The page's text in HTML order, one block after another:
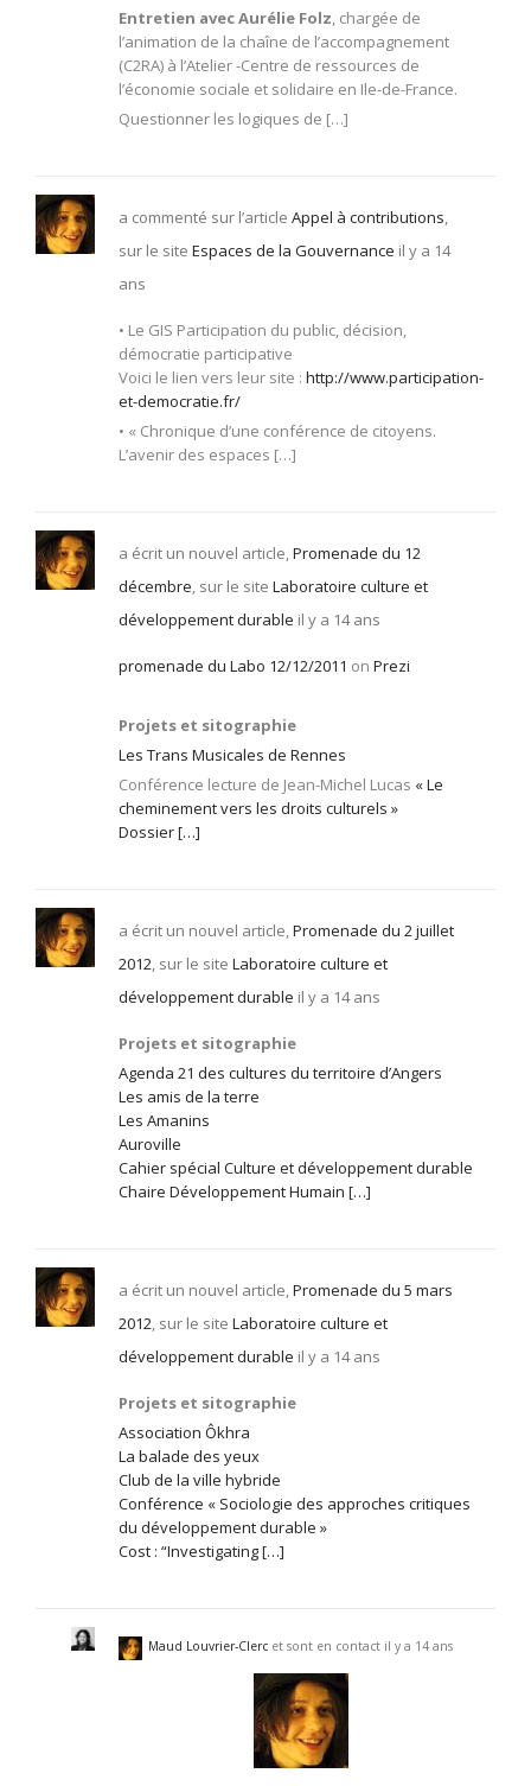
Entretien avec Aurélie Folz, chargée de
l’animation de la chaîne de l’accompagnement
(C2RA) à l’Atelier -Centre de ressources de
l’économie sociale et solidaire en Ile-de-France.
Questionner les logiques de […]
a commenté sur l’article Appel à contributions,
sur le site Espaces de la Gouvernance il y a 14
ans
• Le GIS Participation du public, décision,
démocratie participative
Voici le lien vers leur site : http://www.participation-
et-democratie.fr/
• « Chronique d’une conférence de citoyens.
L’avenir des espaces […]
a écrit un nouvel article,Promenade du 12
décembre, sur le site Laboratoire culture et
développement durable il y a 14 ans
promenade du Labo 12/12/2011 on Prezi
Projets et sitographie
Les Trans Musicales de Rennes
Conférence lecture de Jean-Michel Lucas « Le
cheminement vers les droits culturels »
Dossier […]
a écrit un nouvel article,Promenade du 2 juillet
2012, sur le site Laboratoire culture et
développement durable il y a 14 ans
Projets et sitographie
Agenda 21 des cultures du territoire d’Angers
Les amis de la terre
Les Amanins
Auroville
Cahier spécial Culture et développement durable
Chaire Développement Humain […]
a écrit un nouvel article,Promenade du 5 mars
2012, sur le site Laboratoire culture et
développement durable il y a 14 ans
Projets et sitographie
Association Ôkhra
La balade des yeux
Club de la ville hybride
Conférence « Sociologie des approches critiques
du développement durable »
Cost : “Investigating […]
Maud Louvrier-Clerc et sont en contact il y a 14 ans